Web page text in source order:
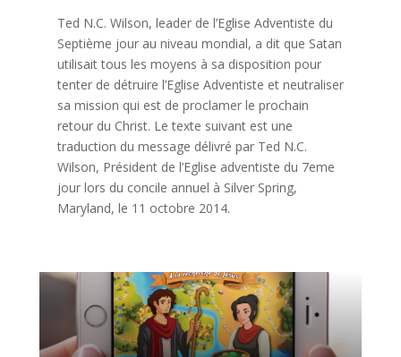
Ted N.C. Wilson, leader de l’Eglise Adventiste du
Septième jour au niveau mondial, a dit que Satan
utilisait tous les moyens à sa disposition pour
tenter de détruire l’Eglise Adventiste et neutraliser
sa mission qui est de proclamer le prochain
retour du Christ. Le texte suivant est une
traduction du message délivré par Ted N.C.
Wilson, Président de l’Eglise adventiste du 7eme
jour lors du concile annuel à Silver Spring,
Maryland, le 11 octobre 2014.